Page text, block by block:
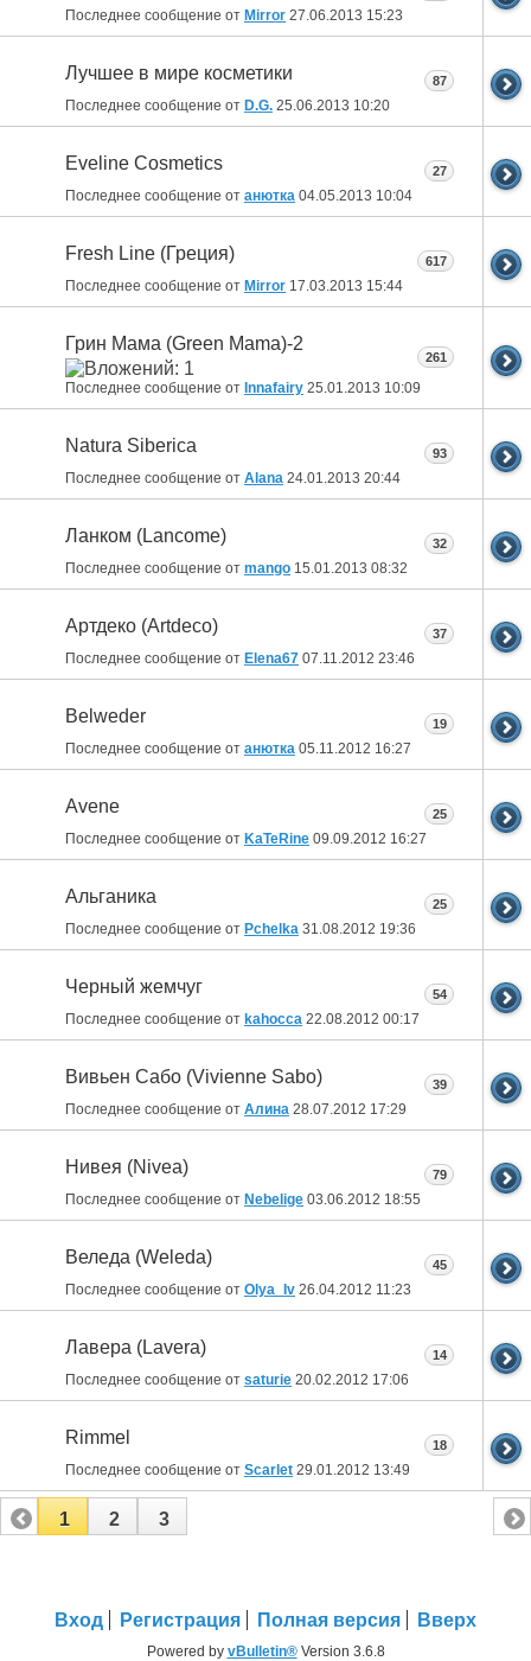
Последнее сообщение от Mirror 27.06.2013 15:23
Лучшее в мире косметики
Последнее сообщение от D.G. 25.06.2013 10:20
87
Eveline Cosmetics
Последнее сообщение от анютка 04.05.2013 10:04
27
Fresh Line (Греция)
Последнее сообщение от Mirror 17.03.2013 15:44
617
Грин Мама (Green Mama)-2
Последнее сообщение от Innafairy 25.01.2013 10:09
261
Natura Siberica
Последнее сообщение от Alana 24.01.2013 20:44
93
Ланком (Lancome)
Последнее сообщение от mango 15.01.2013 08:32
32
Артдеко (Artdeco)
Последнее сообщение от Elena67 07.11.2012 23:46
37
Belweder
Последнее сообщение от анютка 05.11.2012 16:27
19
Avene
Последнее сообщение от KaTeRine 09.09.2012 16:27
25
Альганика
Последнее сообщение от Pchelka 31.08.2012 19:36
25
Черный жемчуг
Последнее сообщение от kahocca 22.08.2012 00:17
54
Вивьен Сабо (Vivienne Sabo)
Последнее сообщение от Алина 28.07.2012 17:29
39
Нивея (Nivea)
Последнее сообщение от Nebelige 03.06.2012 18:55
79
Веледа (Weleda)
Последнее сообщение от Olya_Iv 26.04.2012 11:23
45
Лавера (Lavera)
Последнее сообщение от saturie 20.02.2012 17:06
14
Rimmel
Последнее сообщение от Scarlet 29.01.2012 13:49
18
1 2 3
Вход Регистрация Полная версия Вверх
Powered by vBulletin®Version 3.6.8